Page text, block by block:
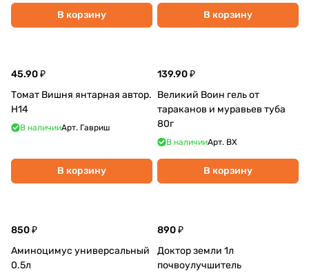
В корзину В корзину
45.90 ₽
Томат Вишня янтарная автор.
Н14
В наличииАрт. Гавриш
В корзину
139.90 ₽
Великий Воин гель от
тараканов и муравьев туба
80г
В наличииАрт. ВХ
В корзину
850 ₽
Аминоцимус универсальный
0.5л
890 ₽
Доктор земли 1л
почвоулучшитель